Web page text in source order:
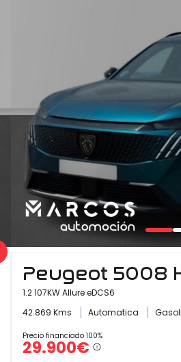
Peugeot 5008
1.2 107KW Allure eDCS6
42.869 Kms
Automatica
Precio financiado 100%
29.900€